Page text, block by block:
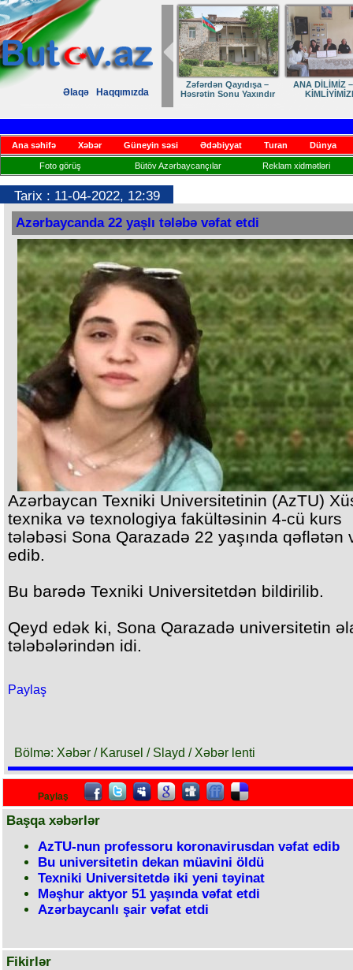
Əlaqə Haqqımızda
– MİLLİ
Dostumuza sürpriz
yubiley təbriki
Elmanın öz
Ana səhifə Xəbər Güneyin səsi Ədəbiyyat Turan Dünya
Foto görüş Bütöv Azərbaycançılar Reklam xidmətləri
Tarix : 11-04-2022, 12:39
Azərbaycanda 22 yaşlı tələbə vəfat etdi
Azərbaycan Texniki Universitetinin (AzTU)
texnika və texnologiya fakültəsinin 4-cü kurs
tələbəsi Sona Qarazadə 22 yaşında qəflətən
edib.
Bu barədə Texniki Universitetdən bildirilib.
Qeyd edək ki, Sona Qarazadə universitetin
tələbələrindən idi.
Paylaş
Bölmə: Xəbər / Karusel / Slayd / Xəbər lenti
Paylaş
Başqa xəbərlər
AzTU-nun professoru koronavirusdan vəfat edib
Bu universitetin dekan müavini öldü
Texniki Universitetdə iki yeni təyinat
Məşhur aktyor 51 yaşında vəfat etdi
Azərbaycanlı şair vəfat etdi
Fikirlər